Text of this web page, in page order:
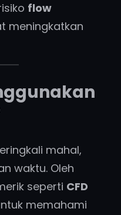
flow
meningkatkan
mahal,
waktu. Oleh
seperti CFD
memahami